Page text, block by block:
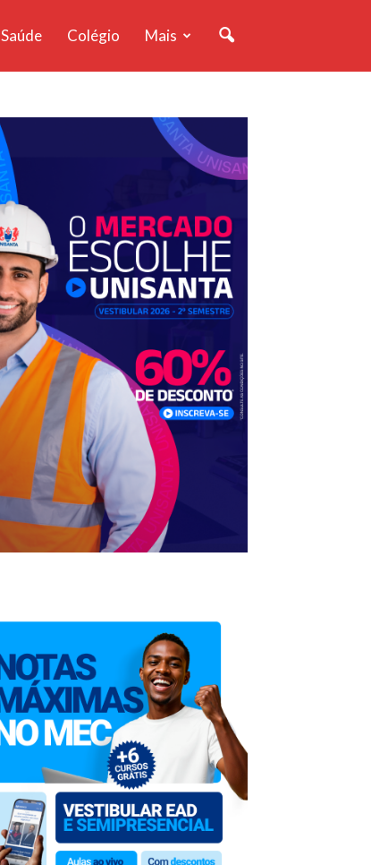
Saúde Colégio Mais